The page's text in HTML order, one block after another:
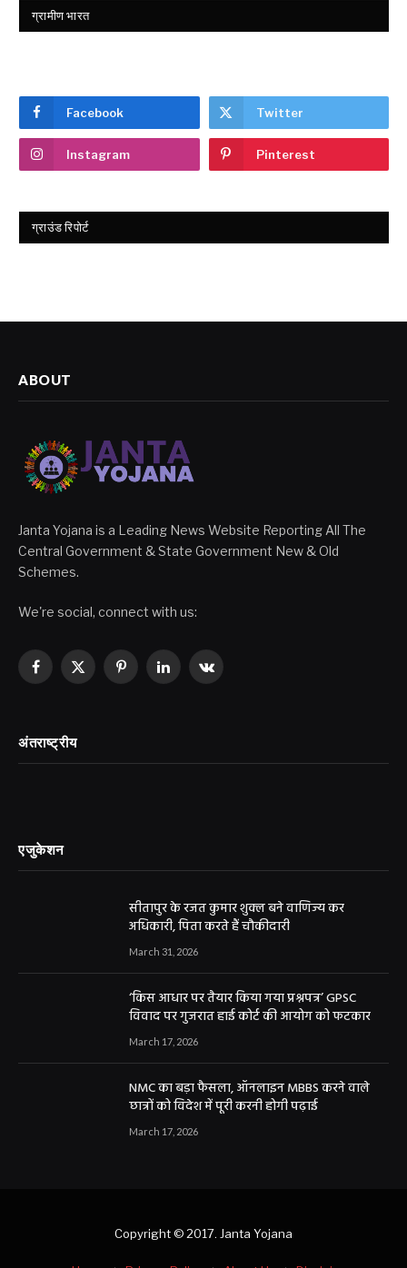
ग्रामीण भारत
Facebook Twitter
Instagram Pinterest
ग्राउंड रिपोर्ट
ABOUT
Janta Yojana is a Leading News Website Reporting All The
Central Government & State Government New & Old
Schemes.
We're social, connect with us:
Facebook
X
PinterestLinkedInVKontakte
अंतराष्ट्रीय
एजुकेशन
सीतापुर के रजत कुमार शुक्ल बने वाणिज्य कर
अधिकारी, पिता करते हैं चौकीदारी
March 31, 2026
‘किस आधार पर तैयार किया गया प्रश्नपत्र’ GPSC
विवाद पर गुजरात हाई कोर्ट की आयोग को फटकार
March 17, 2026
NMC का बड़ा फैसला, ऑनलाइन MBBS करने वाले
छात्रों को विदेश में पूरी करनी होगी पढ़ाई
March 17, 2026
Copyright © 2017. Janta Yojana